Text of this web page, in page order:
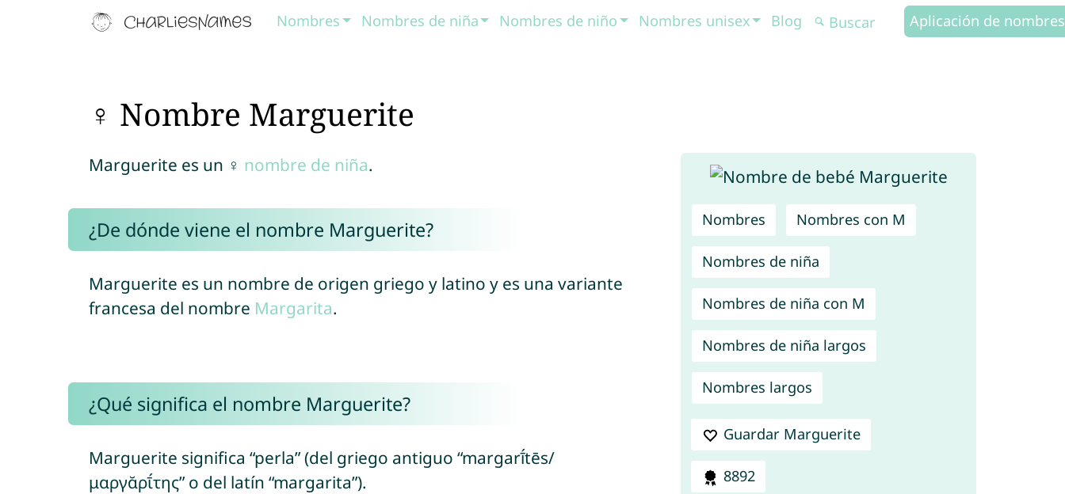
Nombres Nombres de niña Nombres de niño Nombres unisex Blog Aplicación de nombres
♀ Nombre Marguerite
Nombres Nombres con M
Nombres de niña
Nombres de niña con M
Nombres de niña largos
Nombres largos
Guardar Marguerite
8892
Marguerite es un ♀ nombre de niña.
¿De dónde viene el nombre Marguerite?
Marguerite es un nombre de origen griego y latino y es una variante
francesa del nombre Margarita.
¿Qué significa el nombre Marguerite?
Marguerite significa “perla” (del griego antiguo “margarī́tēs/
μαργᾰρῑ́της” o del latín “margarita”).